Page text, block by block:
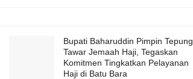
Bupati Baharuddin Pimpin Tepung
Tawar Jemaah Haji, Tegaskan
Komitmen Tingkatkan Pelayanan
Haji di Batu Bara